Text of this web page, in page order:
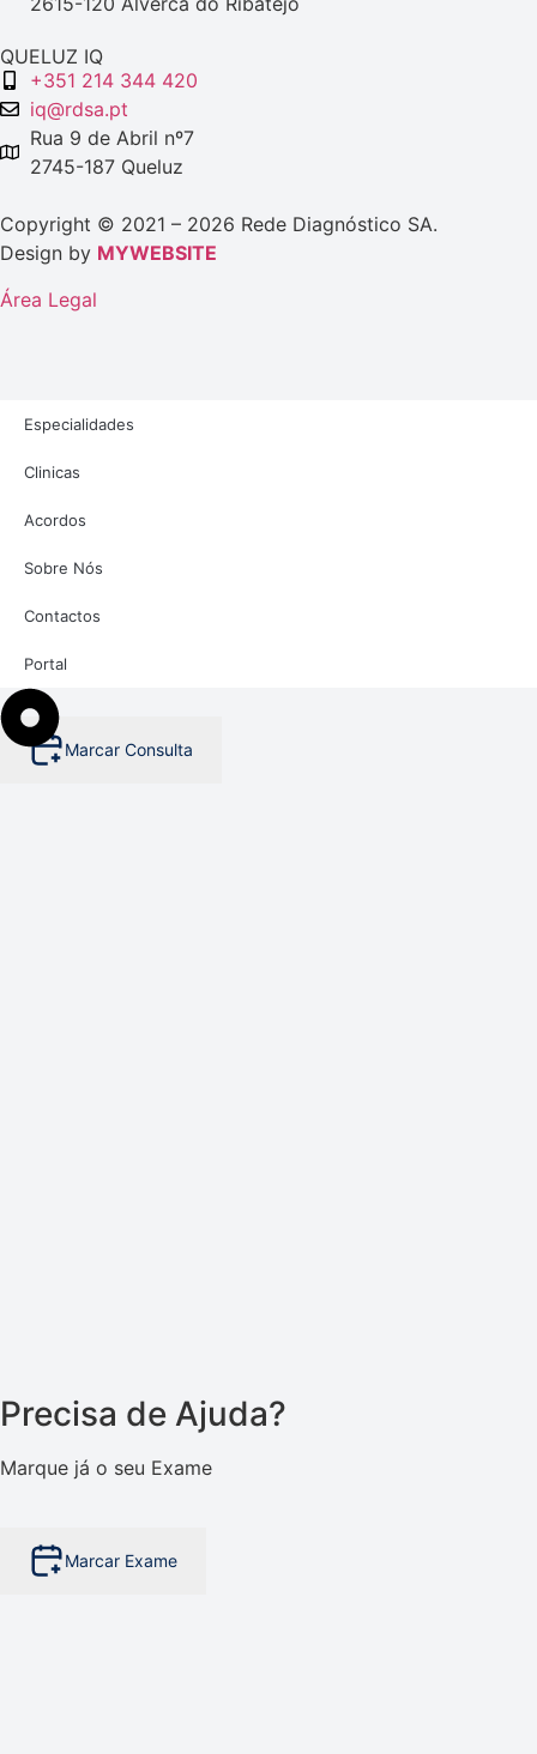
QUELUZ IQ
+351 214 344 420
iq@rdsa.pt
Rua 9 de Abril nº7
2745-187 Queluz
Copyright © 2021 – 2026 Rede Diagnóstico SA.
Design by MYWEBSITE
Área Legal
Especialidades
Clinicas
Acordos
Sobre Nós
Contactos
Portal
Marcar Consulta
Precisa de Ajuda?
Marque já o seu Exame
Marcar Exame